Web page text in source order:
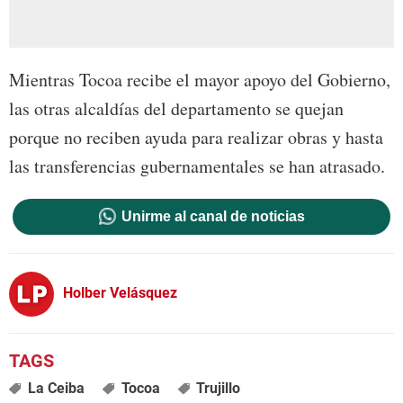
Mientras Tocoa recibe el mayor apoyo del Gobierno,
las otras alcaldías del departamento se quejan
porque no reciben ayuda para realizar obras y hasta
las transferencias gubernamentales se han atrasado.
Unirme al canal de noticias
Holber Velásquez
La Ceiba Tocoa Trujillo